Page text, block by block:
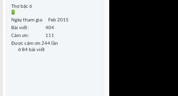
Thợ bậc 6
Ngày tham gia
Feb 2015
Bài viết
404
Cám ơn
111
Được cám ơn 244 lần
ở 84 bài viết